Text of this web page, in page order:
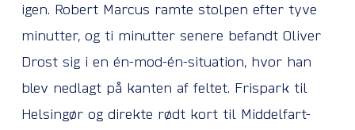
igen. Robert Marcus ramte stolpen efter tyve
minutter, og ti minutter senere befandt Oliver
Drost sig i en én-mod-én-situation, hvor han
blev nedlagt på kanten af feltet. Frispark til
Helsingør og direkte rødt kort til Middelfart-